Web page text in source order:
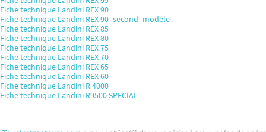
Fiche technique Landini REX 90
Fiche technique Landini REX 90_second_modele
Fiche technique Landini REX 85
Fiche technique Landini REX 80
Fiche technique Landini REX 75
Fiche technique Landini REX 70
Fiche technique Landini REX 65
Fiche technique Landini REX 60
Fiche technique Landini R 4000
Fiche technique Landini R9500 SPECIAL